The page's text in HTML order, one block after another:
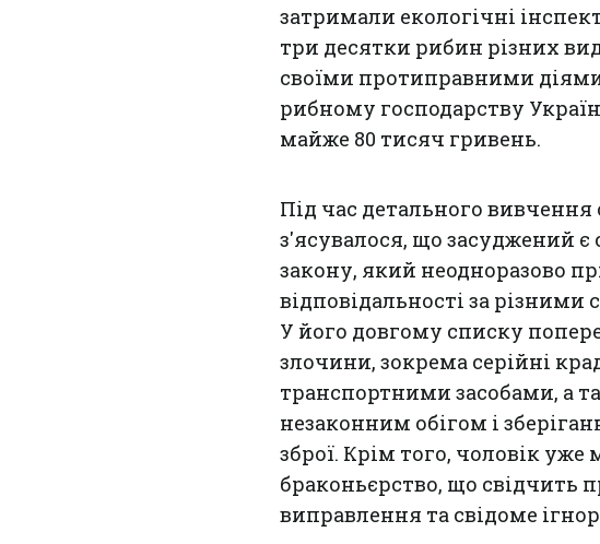
затримали екологічні
три десятки рибин різних
своїми протиправними
рибному господарству
майже 80 тисяч гривень.
Під час детального вивчення
з'ясувалося, що засуджений
закону, який неодноразово
відповідальності за
У його довгому списку
злочини, зокрема серійні
транспортними засобами, а
незаконним обігом і
зброї. Крім того, чоловік уже
браконьєрство, що свідчить
виправлення та свідоме